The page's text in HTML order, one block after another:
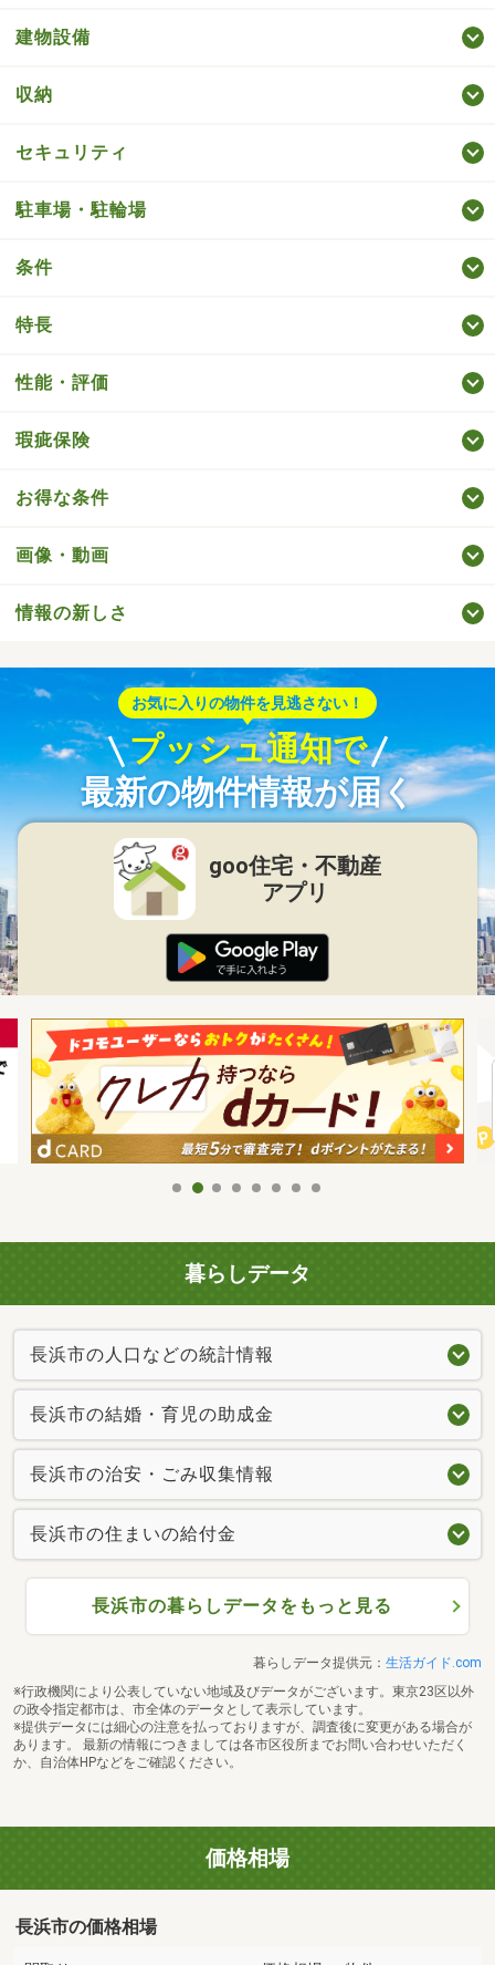
建物設備
収納
セキュリティ
駐車場・駐輪場
条件
特長
性能・評価
瑕疵保険
お得な条件
画像・動画
情報の新しさ
お気に入りの物件を見逃さない！
プッシュ通知で
最新の物件情報が届く
goo住宅・不動産
アプリ
暮らしデータ
長浜市の人口などの統計情報
長浜市の結婚・育児の助成金
長浜市の治安・ごみ収集情報
長浜市の住まいの給付金
長浜市の暮らしデータをもっと見る
暮らしデータ提供元： 生活ガイド.com
※行政機関により公表していない地域及びデータがございます。東京23区以外
の政令指定都市は、市全体のデータとして表示しています。
※提供データには細心の注意を払っておりますが、調査後に変更がある場合が
あります。 最新の情報につきましては各市区役所までお問い合わせいただく
か、自治体HPなどをご確認ください。
価格相場
長浜市の価格相場